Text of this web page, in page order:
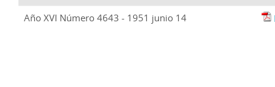
Año XVI Número 4643 - 1951 junio 14